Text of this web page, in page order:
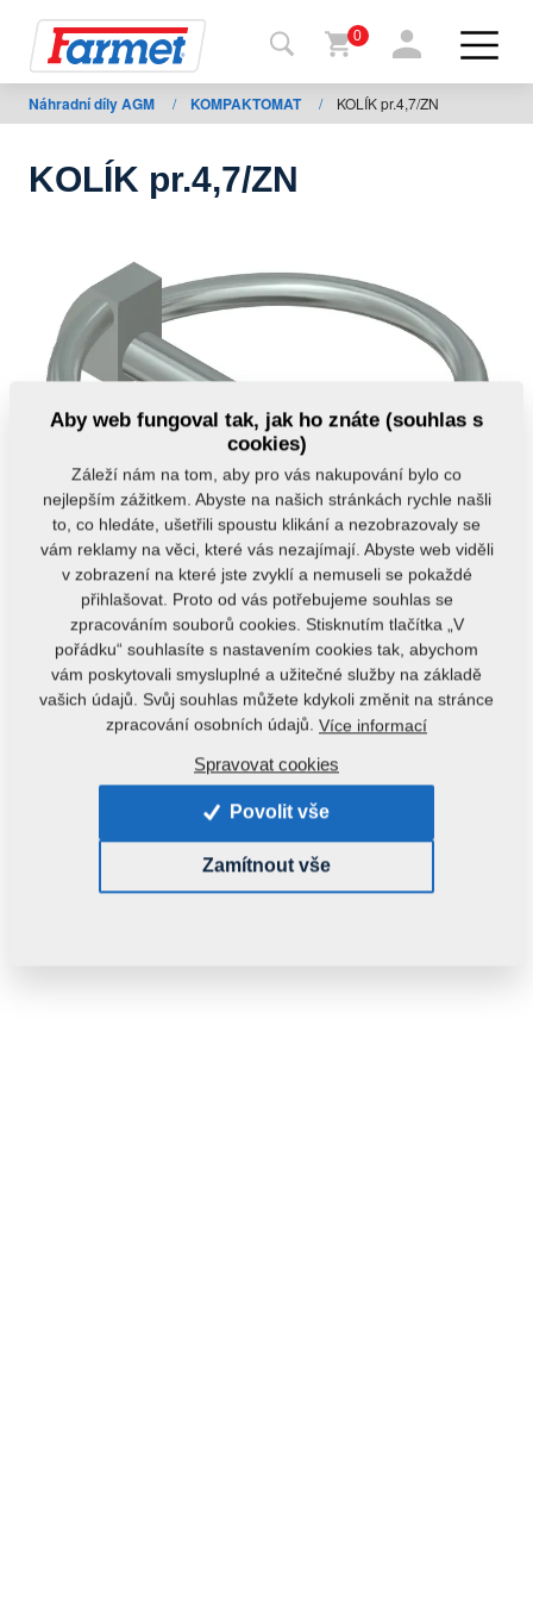
Zpět
na
Moje
stroje
stažení
0
Náhradní díly AGM / KOMPAKTOMAT / KOLÍK pr.4,7/ZN
KOLÍK pr.4,7/ZN
Kód produktu: m10454
Tento díl je použitelný i pro následující stroje:
0,0130 kg
Aby web fungoval tak, jak ho znáte (souhlas s
cookies)
Záleží nám na tom, aby pro vás nakupování bylo co
nejlepším zážitkem. Abyste na našich stránkách rychle našli
to, co hledáte, ušetřili spoustu klikání a nezobrazovaly se
vám reklamy na věci, které vás nezajímají. Abyste web viděli
v zobrazení na které jste zvyklí a nemuseli se pokaždé
přihlašovat. Proto od vás potřebujeme souhlas se
zpracováním souborů cookies. Stisknutím tlačítka „V
pořádku“ souhlasíte s nastavením cookies tak, abychom
vám poskytovali smysluplné a užitečné služby na základě
vašich údajů. Svůj souhlas můžete kdykoli změnit na stránce
zpracování osobních údajů. Více informací
Spravovat cookies
Povolit vše
Zamítnout vše